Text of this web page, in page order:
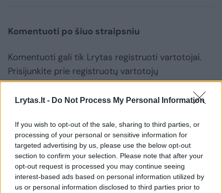
Lrytas.lt - Do Not Process My Personal Information
If you wish to opt-out of the sale, sharing to third parties, or
processing of your personal or sensitive information for
targeted advertising by us, please use the below opt-out
section to confirm your selection. Please note that after your
opt-out request is processed you may continue seeing
interest-based ads based on personal information utilized by
us or personal information disclosed to third parties prior to
Komentuoti po šiuo straipsniu
Komentuoti gali tik Lrytas registruoti vartotojai.
Prisijunkite prie registruotų vartotojų
bendruomenės ir bendraukite komentaruose!
Rodyti komentarus
Prisijungti komentatoriams